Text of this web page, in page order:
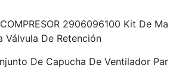
2906096100 Kit De Ma
Válvula De Retención
De Capucha De Ventilador Par